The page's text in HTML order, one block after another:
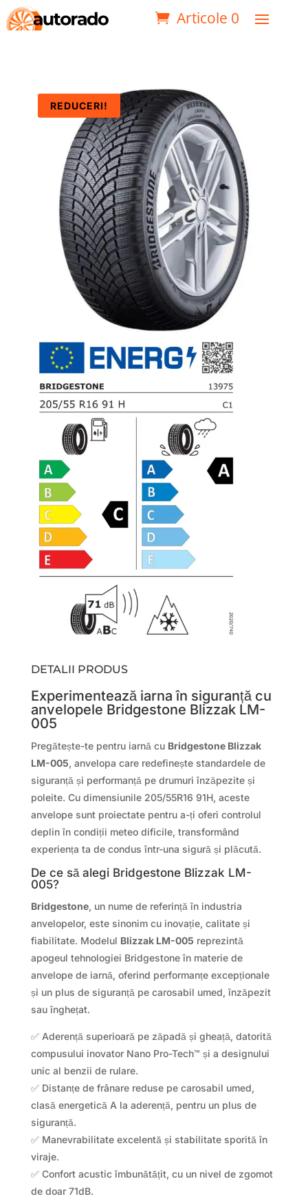
Articole 0
REDUCERI!
DETALII PRODUS
Experimentează iarna în siguranță cu
anvelopele Bridgestone Blizzak LM-
005
Pregătește-te pentru iarnă cu Bridgestone Blizzak
LM-005, anvelopa care redefinește standardele de
siguranță și performanță pe drumuri înzăpezite și
poleite. Cu dimensiunile 205/55R16 91H, aceste
anvelope sunt proiectate pentru a-ți oferi controlul
deplin în condiții meteo dificile, transformând
experiența ta de condus într-una sigură și plăcută.
De ce să alegi Bridgestone Blizzak LM-
005?
Bridgestone, un nume de referință în industria
anvelopelor, este sinonim cu inovație, calitate și
fiabilitate. Modelul Blizzak LM-005 reprezintă
apogeul tehnologiei Bridgestone în materie de
anvelope de iarnă, oferind performanțe excepționale
și un plus de siguranță pe carosabil umed, înzăpezit
sau înghețat.
✅ Aderență superioară pe zăpadă și gheață, datorită
compusului inovator Nano Pro-Tech™ și a designului
unic al benzii de rulare.
✅ Distanțe de frânare reduse pe carosabil umed,
clasă energetică A la aderență, pentru un plus de
siguranță.
✅ Manevrabilitate excelentă și stabilitate sporită în
viraje.
✅ Confort acustic îmbunătățit, cu un nivel de zgomot
de doar 71dB.